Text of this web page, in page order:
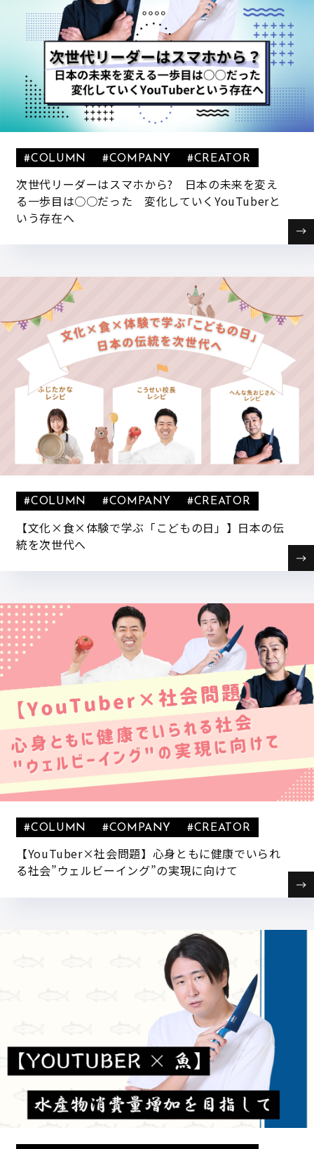
次世代リーダーはスマホから? 日本の未来を変え
る一歩目は○○だった 変化していくYouTuberと
いう存在へ
#COLUMN #COMPANY #CREATOR
【文化×食×体験で学ぶ「こどもの日」】日本の伝
統を次世代へ
#COLUMN #COMPANY #CREATOR
【YouTuber×社会問題】心身ともに健康でいられ
る社会”ウェルビーイング”の実現に向けて
#COLUMN #COMPANY #CREATOR